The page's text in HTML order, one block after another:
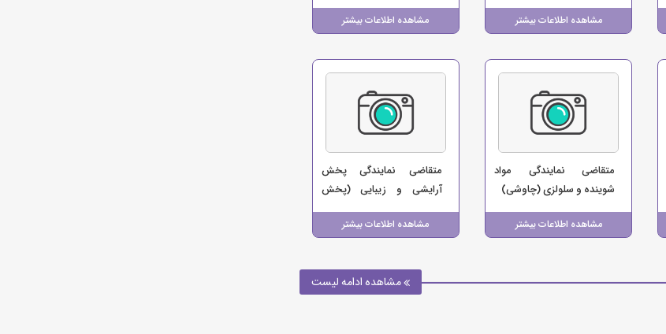
مشاهده اطلاعات بیشتر
(فروشگاه ایلام مارکت)
مشاهده اطلاعات بیشتر
مشاهده اطلاعات بیشتر
متقاضی نمایندگی مواد
شوینده و سلولزی (چاوشی)
مشاهده اطلاعات بیشتر
متقاضی نمایندگی پخش
آرایشی و زیبایی (پخش
آرایشی بهداشتی مهربانو)
مشاهده ادامه لیست